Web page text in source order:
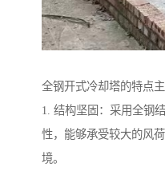
全钢开式冷却塔的特点主
1. 结构坚固：采用全钢
性，能够承受较大的风
境。